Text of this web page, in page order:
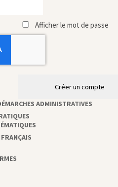
Afficher le mot de passe
Créer un compte
ADMINISTRATIVES